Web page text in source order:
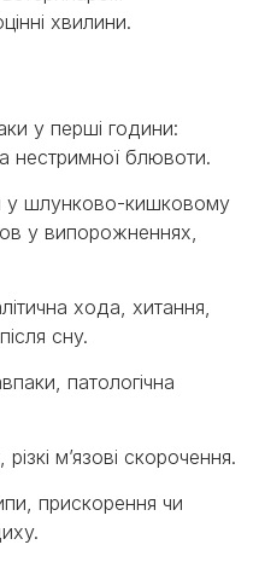
хвилини.
у перші години:
нестримної блювоти.
у шлунково-кишковому
у випорожненнях,
хода, хитання,
сну.
патологічна
м’язові скорочення.
прискорення чи